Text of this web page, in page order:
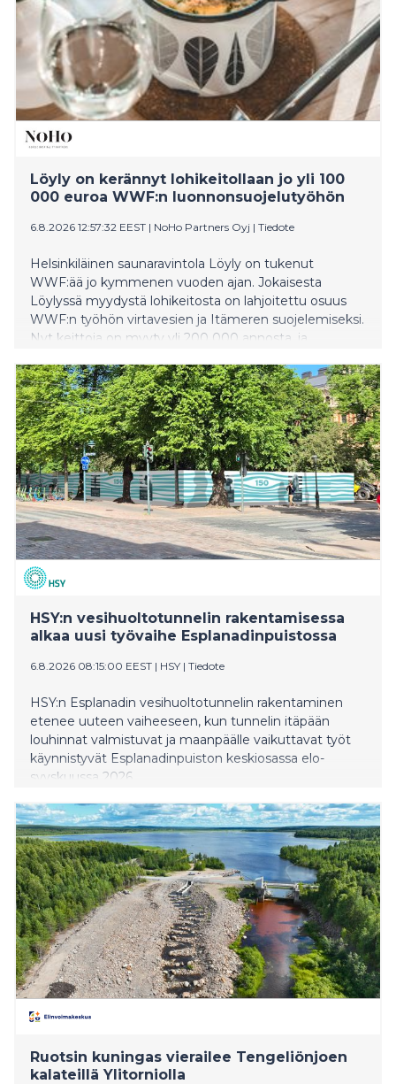
Löyly on kerännyt lohikeitollaan jo yli 100
000 euroa WWF:n luonnonsuojelutyöhön
6.8.2026 12:57:32 EEST | NoHo Partners Oyj | Tiedote
Helsinkiläinen saunaravintola Löyly on tukenut
WWF:ää jo kymmenen vuoden ajan. Jokaisesta
Löylyssä myydystä lohikeitosta on lahjoitettu osuus
WWF:n työhön virtavesien ja Itämeren suojelemiseksi.
Nyt keittoja on myyty yli 200 000 annosta, ja
000 euroa.
HSY:n vesihuoltotunnelin rakentamisessa
alkaa uusi työvaihe Esplanadinpuistossa
6.8.2026 08:15:00 EEST | HSY | Tiedote
HSY:n Esplanadin vesihuoltotunnelin rakentaminen
etenee uuteen vaiheeseen, kun tunnelin itäpään
louhinnat valmistuvat ja maanpäälle vaikuttavat työt
käynnistyvät Esplanadinpuiston keskiosassa elo-
syyskuussa 2026.
Ruotsin kuningas vierailee Tengeliönjoen
kalateillä Ylitorniolla